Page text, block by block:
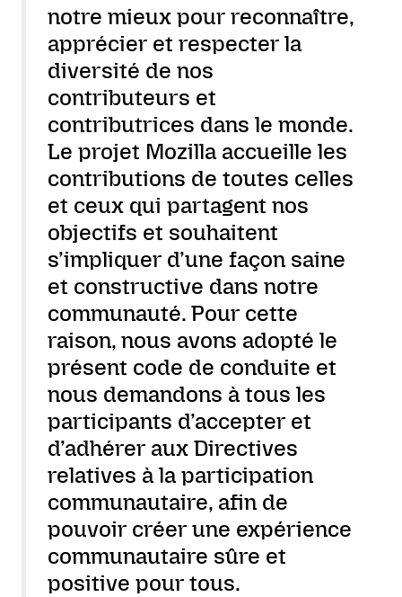
notre mieux pour reconnaître,
apprécier et respecter la
diversité de nos
contributeurs et
contributrices dans le monde.
Le projet Mozilla accueille les
contributions de toutes celles
et ceux qui partagent nos
objectifs et souhaitent
s’impliquer d’une façon saine
et constructive dans notre
communauté. Pour cette
raison, nous avons adopté le
présent code de conduite et
nous demandons à tous les
participants d’accepter et
d’adhérer aux Directives
relatives à la participation
communautaire, afin de
pouvoir créer une expérience
communautaire sûre et
positive pour tous.